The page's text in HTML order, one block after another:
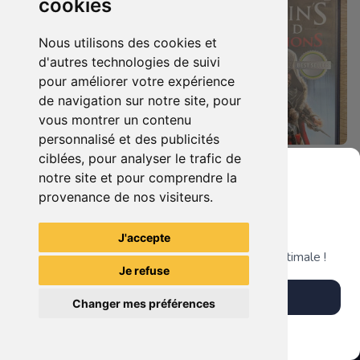
cookies
Nous utilisons des cookies et
d'autres technologies de suivi
pour améliorer votre expérience
de navigation sur notre site, pour
vous montrer un contenu
personnalisé et des publicités
ciblées, pour analyser le trafic de
notre site et pour comprendre la
provenance de nos visiteurs.
J'accepte
Je refuse
Changer mes préférences
7.90 € 0
Duo : The Elder Scrolls Iv - Oblivion + Bioshock Xbox 360
4.90 €
TheGamingR83
Grenier du Geek
Télécharge notre app pour une expérience optimale !
Télécharger l'app